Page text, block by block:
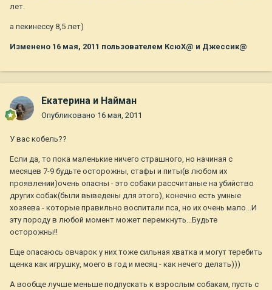
лет.
а пекинессу 8,5 лет)
Изменено 16 мая, 2011 пользователем КсюХ@ и Джессик@
Екатерина и Найман
Опубликовано 16 мая, 2011
У вас кобель??
Если да, то пока маленькие ничего страшного, но начиная с
месяцев 7-9 будьте осторожны, стафы и питы(в любом их
проявлении)очень опасны - это собаки рассчитаные на убийство
других собак(были выведены для этого), конечно есть умные
хозяева - которые правильно воспитали пса, но их очень мало...И
эту породу в любой момент может перемкнуть...Будьте
осторожны!!
Еще опасаюсь овчарок у них тоже сильная хватка и могут теребить
щенка как игрушку, моего в год и месяц - как нечего делать)))
А вообще лучше меньше подпускать к взрослым собакам, пусть с